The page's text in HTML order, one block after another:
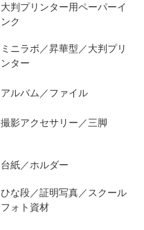
大判プリンター用ペーパーイ
ンク
ミニラボ／昇華型／大判プリ
ンター
アルバム／ファイル
撮影アクセサリー／三脚
台紙／ホルダー
ひな段／証明写真／スクール
フォト資材